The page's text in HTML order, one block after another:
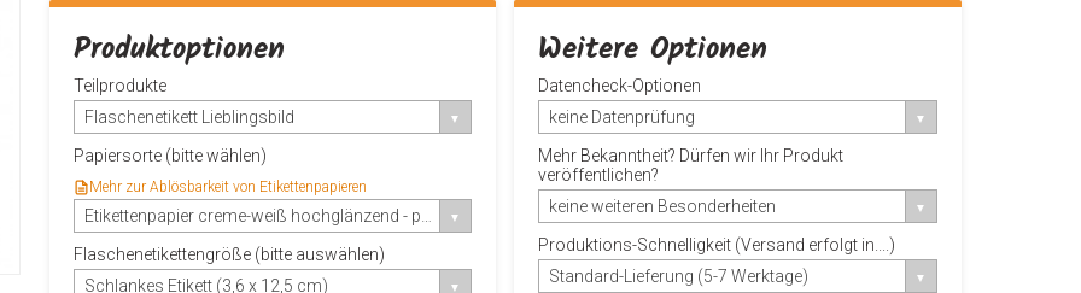
Produktoptionen
Teilprodukte
Flaschenetikett Lieblingsbild
Papiersorte (bitte wählen)
Mehr zur Ablösbarkeit von Etikettenpapieren
Flaschenetikettengröße (bitte auswählen)
Schlankes Etikett (3,6 x 12,5 cm)
Weitere Optionen
Datencheck-Optionen
keine Datenprüfung
Mehr Bekanntheit? Dürfen wir Ihr Produkt
veröffentlichen?
keine weiteren Besonderheiten
Produktions-Schnelligkeit (Versand erfolgt in....)
Standard-Lieferung (5-7 Werktage)